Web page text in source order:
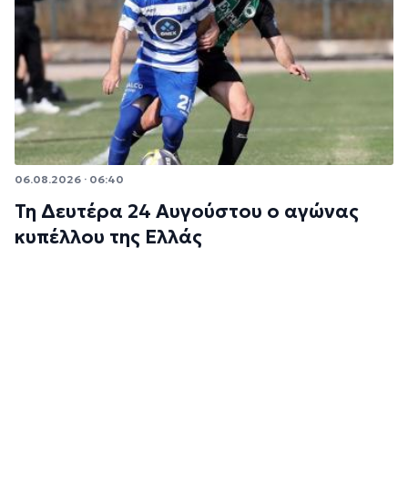
06.08.2026 · 06:40
Τη Δευτέρα 24 Αυγούστου ο αγώνας
κυπέλλου της Ελλάς